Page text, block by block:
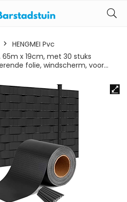
HENGMEI Pvc
x 19cm, met 30 stuks
folie, windscherm, voor…